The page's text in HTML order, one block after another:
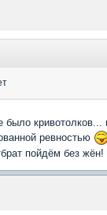
было кривотолков...
ревностью
пойдём без жён!